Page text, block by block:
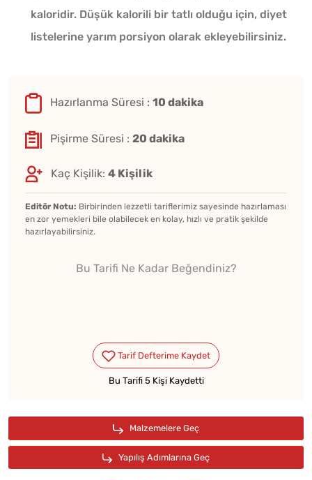
kaloridir. Düşük kalorili bir tatlı olduğu için, diyet
listelerine yarım porsiyon olarak ekleyebilirsiniz.
Hazırlanma Süresi : 10 dakika
Pişirme Süresi : 20 dakika
Kaç Kişilik: 4 Kişilik
Editör Notu: Birbirinden lezzetli tariflerimiz sayesinde hazırlaması
en zor yemekleri bile olabilecek en kolay, hızlı ve pratik şekilde
hazırlayabilirsiniz.
Bu Tarifi Ne Kadar Beğendiniz?
Bu Tarifi 5 Kişi Kaydetti